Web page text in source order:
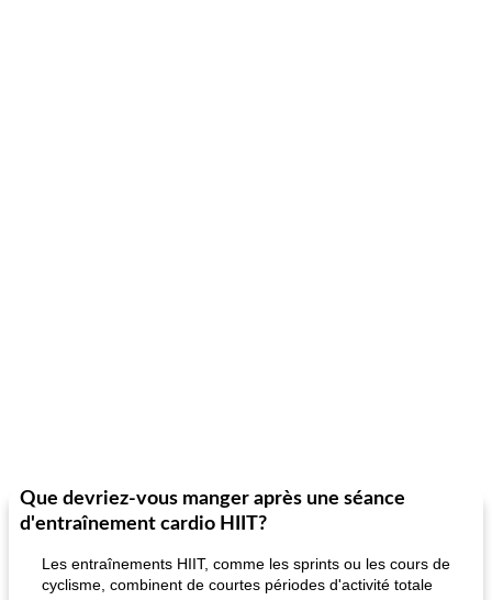
Que devriez-vous manger après une séance
d'entraînement cardio HIIT?
Les entraînements HIIT, comme les sprints ou les cours de
cyclisme, combinent de courtes périodes d'activité totale